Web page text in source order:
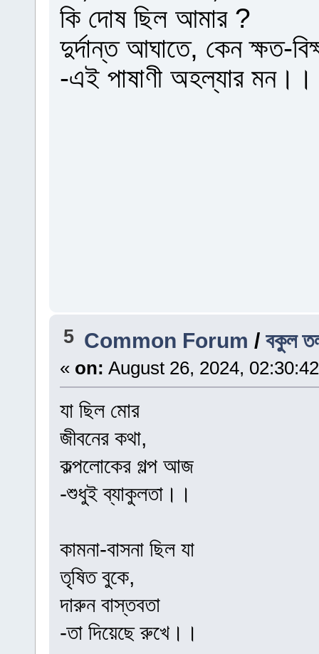
কি দোষ ছিল আমার ?
দুর্দান্ত আঘাতে, কেন ক্ষত-
-এই পাষাণী অহল্যার মন।।
5 Common Forum /বকুল
« on: August 26, 2024,
যা ছিল মোর
জীবনের কথা,
কল্পলোকের গল্প আজ
-শুধুই ব্যাকুলতা।।
কামনা-বাসনা ছিল যা
তৃষিত বুকে,
দারুন বাস্তবতা
-তা দিয়েছে রুখে।।